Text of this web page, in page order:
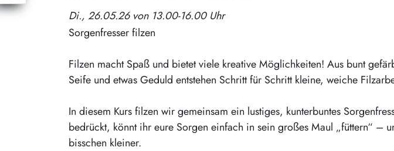
Di., 26.05.26 von 13.00-16.00 Uhr
Sorgenfresser filzen
Filzen macht Spaß und bietet viele kreative Möglichkeiten! Aus bunt
Seife und etwas Geduld entstehen Schritt für Schritt kleine, weiche
In diesem Kurs filzen wir gemeinsam ein lustiges, kunterbuntes
bedrückt, könnt ihr eure Sorgen einfach in sein großes Maul „füttern“ –
bisschen kleiner.